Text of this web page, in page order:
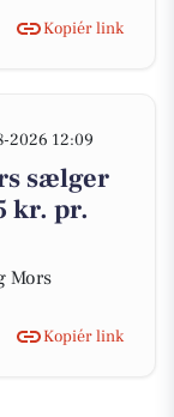
Kopiér link
2026 12:09
sælger
kr. pr.
Mors
Kopiér link